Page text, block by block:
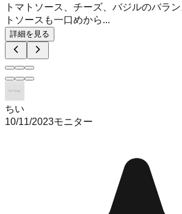
トマトソース、チーズ、バジルのバラ
トソースも一口めから...
詳細を見る
ちい
10/11/2023モニター